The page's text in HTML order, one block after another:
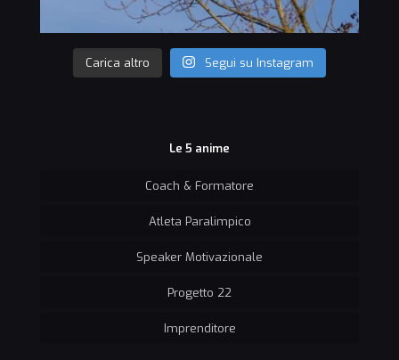
Carica altro Segui su Instagram
Le 5 anime
Coach & Formatore
Atleta Paralimpico
Speaker Motivazionale
Progetto 22
Imprenditore